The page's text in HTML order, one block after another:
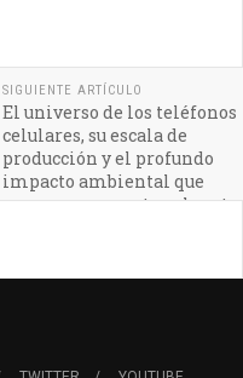
SIGUIENTE ARTÍCULO
El universo de los teléfonos
celulares, su escala de
producción y el profundo
impacto ambiental que
generan en nuestro planeta